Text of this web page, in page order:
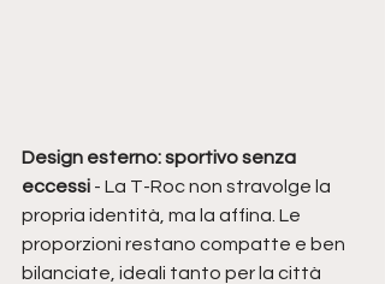
Design esterno: sportivo senza
eccessi - La T-Roc non stravolge la
propria identità, ma la affina. Le
proporzioni restano compatte e ben
bilanciate, ideali tanto per la città